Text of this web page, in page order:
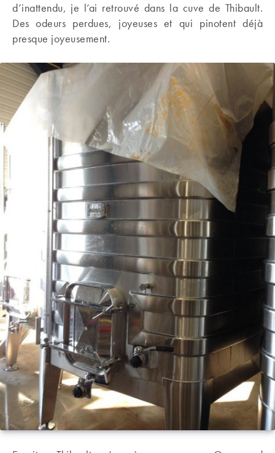
d’inattendu, je l’ai retrouvé dans la cuve de Thibault.
Des odeurs perdues, joyeuses et qui pinotent déjà
presque joyeusement.